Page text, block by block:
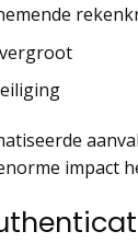
impact